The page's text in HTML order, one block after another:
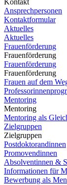
Kontakt
Ansprechpersonen
Kontaktformular
Aktuelles
Aktuelles
Frauenförderung
Frauenförderung
Frauenförderung
Frauenförderung
Frauen auf dem
Mentoring
Mentoring
Mentoring als
Zielgruppen
Zielgruppen
Postdoktorandinnen
Promovendinnen
Absolventinnen &
Informationen für
Bewerbung als